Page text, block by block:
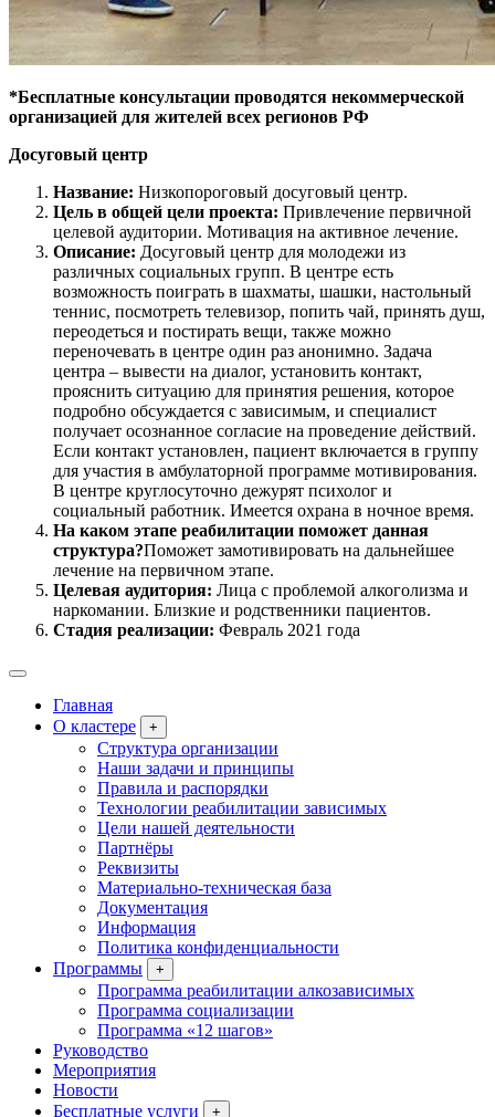
*Бесплатные консультации проводятся некоммерческой
организацией для жителей всех регионов РФ
Досуговый центр
Название: Низкопороговый досуговый центр.
Цель в общей цели проекта: Привлечение первичной
целевой аудитории. Мотивация на активное лечение.
Описание: Досуговый центр для молодежи из
различных социальных групп. В центре есть
возможность поиграть в шахматы, шашки, настольный
теннис, посмотреть телевизор, попить чай, принять душ,
переодеться и постирать вещи, также можно
переночевать в центре один раз анонимно. Задача
центра – вывести на диалог, установить контакт,
прояснить ситуацию для принятия решения, которое
подробно обсуждается с зависимым, и специалист
получает осознанное согласие на проведение действий.
Если контакт установлен, пациент включается в группу
для участия в амбулаторной программе мотивирования.
В центре круглосуточно дежурят психолог и
социальный работник. Имеется охрана в ночное время.
На каком этапе реабилитации поможет данная
структура?Поможет замотивировать на дальнейшее
лечение на первичном этапе.
Целевая аудитория: Лица с проблемой алкоголизма и
наркомании. Близкие и родственники пациентов.
Стадия реализации: Февраль 2021 года
Главная
О кластере
+
Структура организации
Наши задачи и принципы
Правила и распорядки
Технологии реабилитации зависимых
Цели нашей деятельности
Партнёры
Реквизиты
Материально-техническая база
Документация
Информация
Политика конфиденциальности
Программы
+
Программа реабилитации алкозависимых
Программа социализации
Программа «12 шагов»
Руководство
Мероприятия
Новости
Бесплатные услуги
+